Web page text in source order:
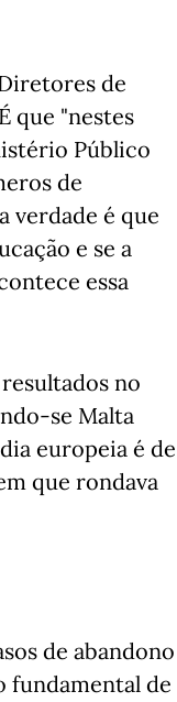
de
que "nestes
Público
de
verdade é que
e se a
essa
no
se Malta
europeia é de
que rondava
de abandono
fundamental de